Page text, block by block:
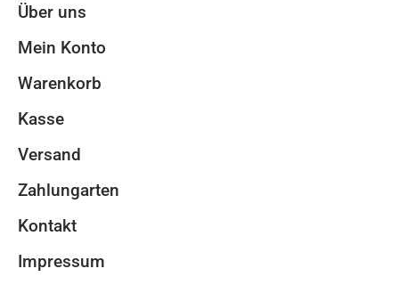
Über uns
Mein Konto
Warenkorb
Kasse
Versand
Zahlungarten
Kontakt
Impressum